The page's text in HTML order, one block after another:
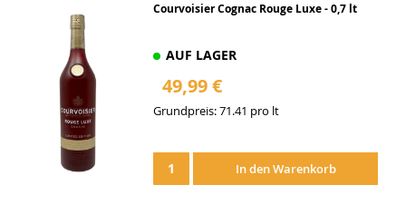
Courvoisier Cognac Rouge Luxe - 0,7 lt
AUF LAGER
49,99 €
Grundpreis: 71.41 pro lt
Wunschliste
hinzufügenIn den Warenkorb